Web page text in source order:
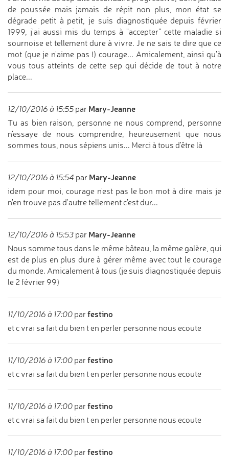
de poussée mais jamais de répit non plus, mon état se
dégrade petit à petit, je suis diagnostiquée depuis février
1999, j'ai aussi mis du temps à "accepter" cette maladie si
sournoise et tellement dure à vivre. Je ne sais te dire que ce
mot (que je n'aime pas !) courage... Amicalement, ainsi qu'à
vous tous atteints de cette sep qui décide de tout à notre
place...
12/10/2016 à 15:55 par Mary-Jeanne
Tu as bien raison, personne ne nous comprend, personne
n'essaye de nous comprendre, heureusement que nous
sommes tous, nous sépiens unis... Merci à tous d'être là
12/10/2016 à 15:54 par Mary-Jeanne
idem pour moi, courage n'est pas le bon mot à dire mais je
n'en trouve pas d'autre tellement c'est dur...
12/10/2016 à 15:53 par Mary-Jeanne
Nous somme tous dans le même bâteau, la même galère, qui
est de plus en plus dure à gérer même avec tout le courage
du monde. Amicalement à tous (je suis diagnostiquée depuis
le 2 février 99)
11/10/2016 à 17:00 par festino
et c vrai sa fait du bien t en perler personne nous ecoute
11/10/2016 à 17:00 par festino
et c vrai sa fait du bien t en perler personne nous ecoute
11/10/2016 à 17:00 par festino
et c vrai sa fait du bien t en perler personne nous ecoute
11/10/2016 à 17:00 par festino